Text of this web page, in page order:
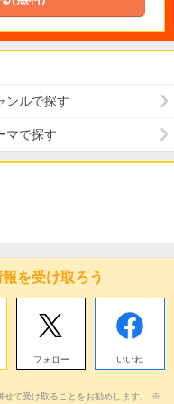
ンルで探す
マで探す
を受け取ろう
フォロー いいね
せて受け取ることをお勧めします。 ※